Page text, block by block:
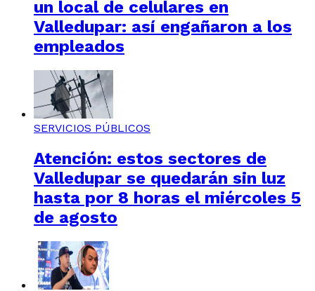
un local de celulares en
Valledupar: así engañaron a los
empleados
SERVICIOS PÚBLICOS
Atención: estos sectores de
Valledupar se quedarán sin luz
hasta por 8 horas el miércoles 5
de agosto